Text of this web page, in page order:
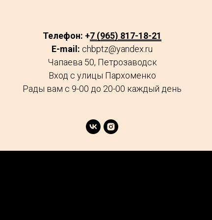
Телефон: +7 (965) 817-18-21
E-mail: chbptz@yandex.ru
Чапаева 50, Петрозаводск
Вход с улицы Пархоменко
Рады вам с 9-00 до 20-00 каждый день